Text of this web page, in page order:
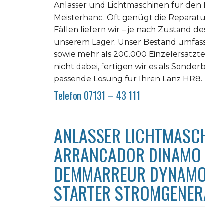
Anlasser und Lichtmaschinen für
Meisterhand. Oft genügt die
Fällen liefern wir – je nach Zustand
unserem Lager. Unser Bestand
sowie mehr als 200.000
nicht dabei, fertigen wir es als
passende Lösung für Ihren Lanz HR8.
Telefon 07131 – 43 111
ANLASSER
ARRANCADOR DINAMO
DEMMARREUR
STARTER